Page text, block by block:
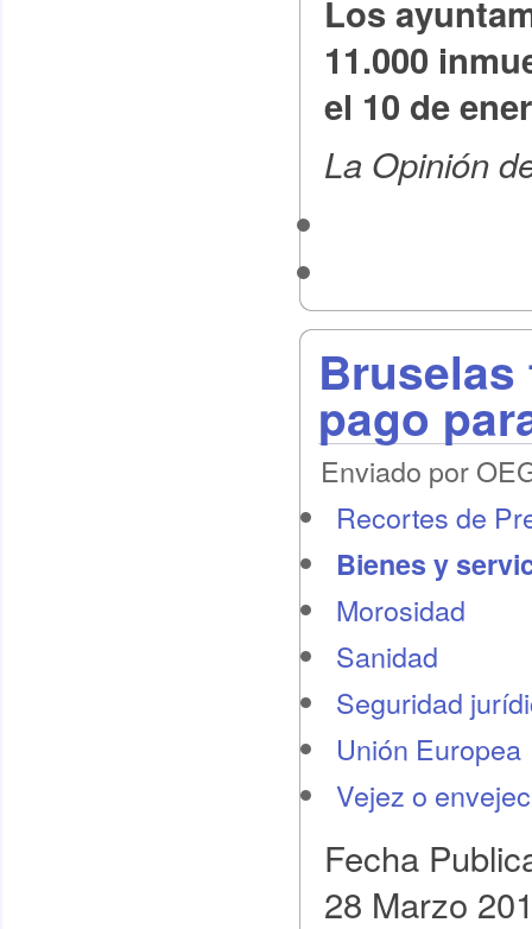
Los
11.000
el 10 de
La Opinión
pago
Enviado por
Recortes de
Bienes y
Morosidad
Sanidad
Seguridad
Unión Europea
Vejez o
Fecha
28 Marzo